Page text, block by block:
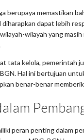
berupaya memastikan
diharapkan dapat lebih
wilayah yang
tata kelola, pemerintah
Hal ini bertujuan
benar-benar
peran penting dalam